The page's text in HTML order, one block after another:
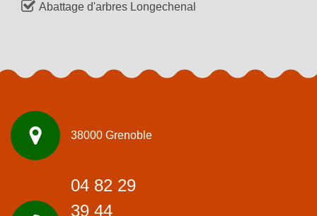
Abattage d'arbres Longechenal
38000 Grenoble
04 82 29
39 44